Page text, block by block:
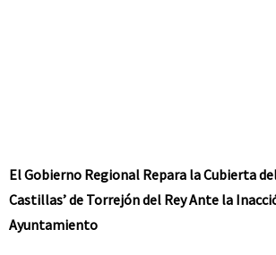
El Gobierno Regional Repara la Cubierta del
Castillas’ de Torrejón del Rey Ante la
Ayuntamiento